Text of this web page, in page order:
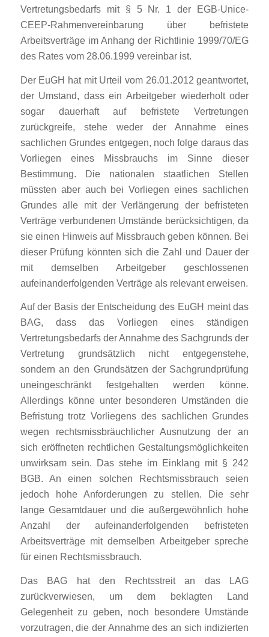
Vertretungsbedarfs mit § 5 Nr. 1 der EGB-Unice-
CEEP-Rahmenvereinbarung über befristete
Arbeitsverträge im Anhang der Richtlinie 1999/70/EG
des Rates vom 28.06.1999 vereinbar ist.
Der EuGH hat mit Urteil vom 26.01.2012 geantwortet,
der Umstand, dass ein Arbeitgeber wiederholt oder
sogar dauerhaft auf befristete Vertretungen
zurückgreife, stehe weder der Annahme eines
sachlichen Grundes entgegen, noch folge daraus das
Vorliegen eines Missbrauchs im Sinne dieser
Bestimmung. Die nationalen staatlichen Stellen
müssten aber auch bei Vorliegen eines sachlichen
Grundes alle mit der Verlängerung der befristeten
Verträge verbundenen Umstände berücksichtigen, da
sie einen Hinweis auf Missbrauch geben können. Bei
dieser Prüfung könnten sich die Zahl und Dauer der
mit demselben Arbeitgeber geschlossenen
aufeinanderfolgenden Verträge als relevant erweisen.
Auf der Basis der Entscheidung des EuGH meint das
BAG, dass das Vorliegen eines ständigen
Vertretungsbedarfs der Annahme des Sachgrunds der
Vertretung grundsätzlich nicht entgegenstehe,
sondern an den Grundsätzen der Sachgrundprüfung
uneingeschränkt festgehalten werden könne.
Allerdings könne unter besonderen Umständen die
Befristung trotz Vorliegens des sachlichen Grundes
wegen rechtsmissbräuchlicher Ausnutzung der an
sich eröffneten rechtlichen Gestaltungsmöglichkeiten
unwirksam sein. Das stehe im Einklang mit § 242
BGB. An einen solchen Rechtsmissbrauch seien
jedoch hohe Anforderungen zu stellen. Die sehr
lange Gesamtdauer und die außergewöhnlich hohe
Anzahl der aufeinanderfolgenden befristeten
Arbeitsverträge mit demselben Arbeitgeber spreche
für einen Rechtsmissbrauch.
Das BAG hat den Rechtsstreit an das LAG
zurückverwiesen, um dem beklagten Land
Gelegenheit zu geben, noch besondere Umstände
vorzutragen, die der Annahme des an sich indizierten